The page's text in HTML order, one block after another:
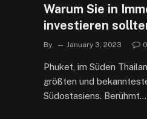
Warum Sie in
investieren
By January 3, 2023 0
Phuket, im Süden
größten und
Südostasiens. Berühmt…